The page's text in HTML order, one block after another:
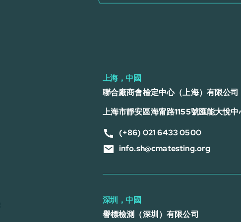
上海，中國
聯合廠商會檢定中心（上海）有限公司
上海市靜安區海甯路1155號匯能大悅
(+86) 021 6433 0500
info.sh@cmatesting.org
深圳，中國
譽標檢測（深圳）有限公司